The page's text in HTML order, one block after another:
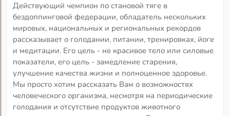
Действующий чемпион по становой тяге в
бездоппинговой федерации, обладатель нескольких
мировых, национальных и региональных рекордов
рассказывает о голодании, питании, тренировках, йоге
и медитации. Его цель - не красивое тело или силовые
показатели, его цель - замедление старения,
улучшение качества жизни и полноценное здоровье.
Мы просто хотим рассказать Вам о возможностях
человеческого организма, несмотря на периодические
голодания и отсутствие продуктов животного